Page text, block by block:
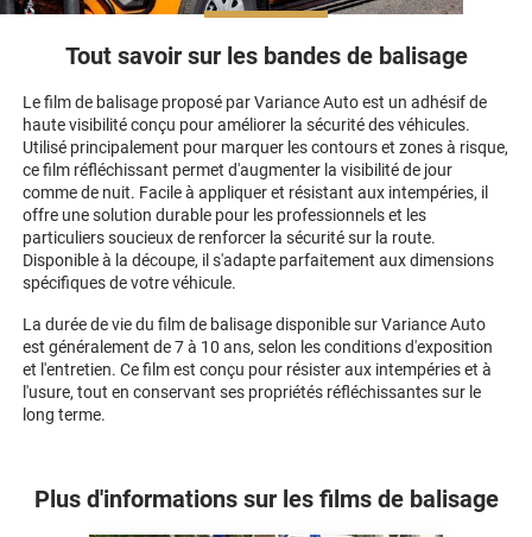
petites erreurs de ma part (on veut toujours aller trop vite 😉).
Site très facile d'utilisation, tout est très bien expliqué.
Commande reçue dans les délais. Je recommande.
Cordialement
Tout savoir sur les bandes de balisage
Le film de balisage proposé par Variance Auto est un adhésif de
haute visibilité conçu pour améliorer la sécurité des véhicules.
Utilisé principalement pour marquer les contours et zones à risque,
ce film réfléchissant permet d'augmenter la visibilité de jour
comme de nuit. Facile à appliquer et résistant aux intempéries, il
offre une solution durable pour les professionnels et les
particuliers soucieux de renforcer la sécurité sur la route.
Disponible à la découpe, il s'adapte parfaitement aux dimensions
spécifiques de votre véhicule.
La durée de vie du film de balisage disponible sur Variance Auto
est généralement de 7 à 10 ans, selon les conditions d'exposition
et l'entretien. Ce film est conçu pour résister aux intempéries et à
l'usure, tout en conservant ses propriétés réfléchissantes sur le
long terme.
Plus d'informations sur les films de balisage